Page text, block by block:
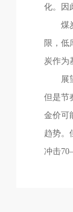
化。因
煤炭
限，低
炭作为
展望
但是节
金价可
趋势。
冲击